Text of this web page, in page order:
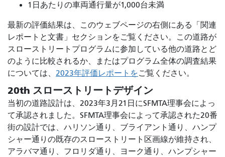
1日あたりの車両通行量が1,000台未満
最新の評価結果は、このウェブページの右側にある「関連
レポートと文書」セクションをご覧ください。この道路が
スローストリートプログラムに参加している他の道路とど
のように比較されるか、またはプログラム全体の調査結果
については、 2023年評価レポートをご覧ください。
20th スローストリートデザイン
当初の道路設計は、2023年3月21日にSFMTA理事会によっ
て承認されました。SFMTA理事会によって承認された20番
街の設計では、ハリソン通り、ブライアント通り、ハンプ
シャー通りの既存のスローストリート区画線が維持され、
アラバマ通り、フロリダ通り、ヨーク通り、ハンプシャー